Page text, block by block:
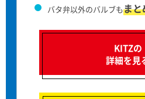
バタ弁以外のバルブもまと
KITZの
詳細を見